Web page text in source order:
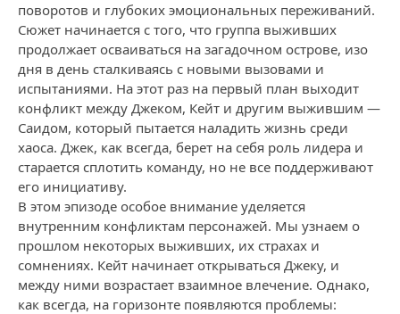
поворотов и глубоких эмоциональных переживаний.
Сюжет начинается с того, что группа выживших
продолжает осваиваться на загадочном острове, изо
дня в день сталкиваясь с новыми вызовами и
испытаниями. На этот раз на первый план выходит
конфликт между Джеком, Кейт и другим выжившим —
Саидом, который пытается наладить жизнь среди
хаоса. Джек, как всегда, берет на себя роль лидера и
старается сплотить команду, но не все поддерживают
его инициативу.
В этом эпизоде особое внимание уделяется
внутренним конфликтам персонажей. Мы узнаем о
прошлом некоторых выживших, их страхах и
сомнениях. Кейт начинает открываться Джеку, и
между ними возрастает взаимное влечение. Однако,
как всегда, на горизонте появляются проблемы: